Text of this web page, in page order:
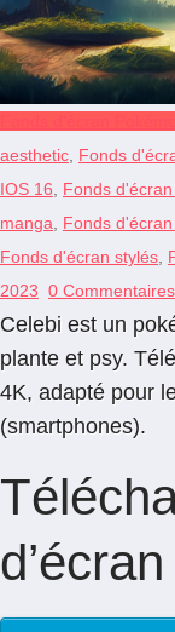
aesthetic, Fonds
IOS 16, Fonds
manga, Fonds
Fonds d'écran stylés,
2023 0 Commentaires
Celebi est un
plante et psy.
4K, adapté pour
(smartphones).